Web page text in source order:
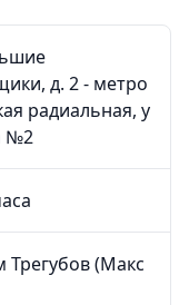
д. 2 - метро
радиальная, у
№2
Трегубов (Макс